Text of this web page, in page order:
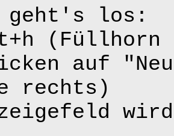
los:
(Füllhorn
auf
rechts)